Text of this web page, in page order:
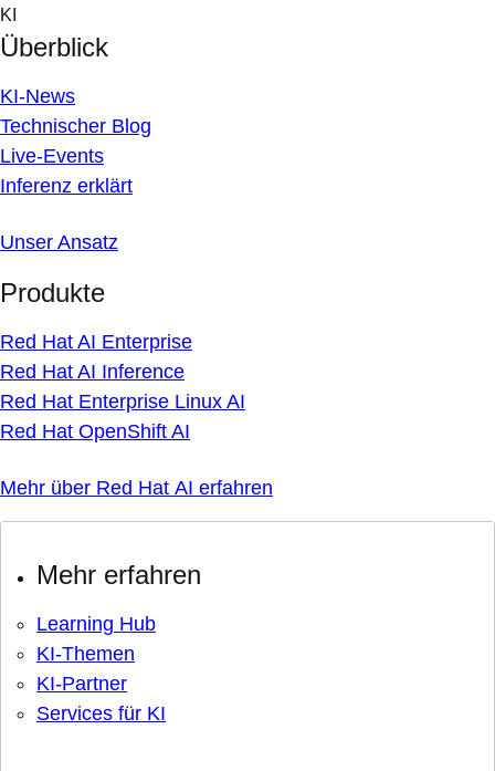
Skip
to
content
KI
Überblick
KI-News
Technischer Blog
Live-Events
Inferenz erklärt
Unser Ansatz
Produkte
Red Hat AI Enterprise
Red Hat AI Inference
Red Hat Enterprise Linux AI
Red Hat OpenShift AI
Mehr über Red Hat AI erfahren
Mehr erfahren
Learning Hub
KI-Themen
KI-Partner
Services für KI